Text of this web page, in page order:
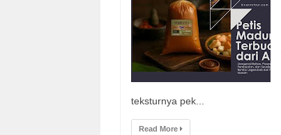
teksturnya pek...
Read More